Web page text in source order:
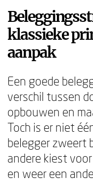
klassieke
aanpak
Een goede
verschil tussen
opbouwen en
Toch is er niet
belegger zweert
andere kiest
en weer een